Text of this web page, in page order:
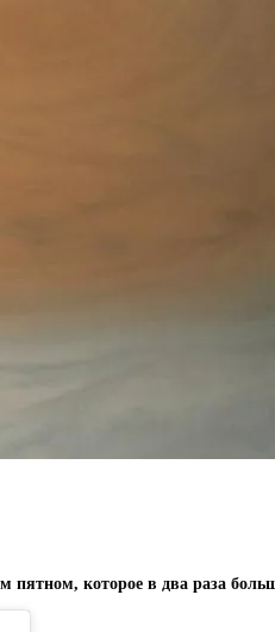
которое в два раза